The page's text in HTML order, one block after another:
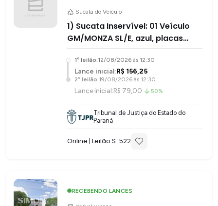
Sucata de Veículo
1) Sucata Inservível: 01 Veículo
GM/MONZA SL/E, azul, placas
9BGJK11YMMB014056, co
1º leilão:12/08/2026 às 12:30
Lance inicial:R$ 156,25
2º leilão:19/08/2026 às 12:30
Lance inicial:R$ 79,00 50%
Tribunal de Justiça do Estado do
Paraná
Online | Leilão S-522
RECEBENDO LANCES